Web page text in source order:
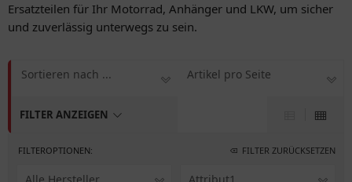
Ersatzteilen für Ihr Motorrad, Anhänger und LKW, um sicher
und zuverlässig unterwegs zu sein.
FILTER ANZEIGEN
Sortieren nach ... Artikel pro Seite
FILTEROPTIONEN: FILTER ZURÜCKSETZEN